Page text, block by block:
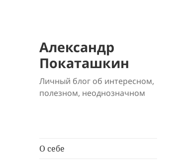
Александр
Покаташкин
Личный блог об интересном,
полезном, неоднозначном
О себе